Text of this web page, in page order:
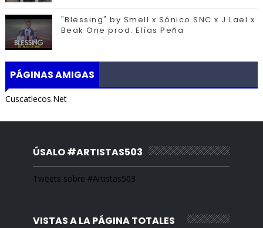
"Blessing" by Smell x Sónico SNC x J Lael x
Beak One prod. Elías Peña
PÁGINAS AMIGAS
Cuscatlecos.Net
ÚSALO #ARTISTAS503
Tweets sobre #Artistas503
VISTAS A LA PÁGINA TOTALES